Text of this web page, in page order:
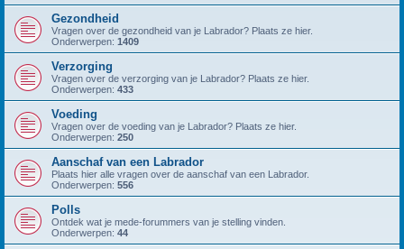
Gezondheid
Vragen over de gezondheid van je Labrador? Plaats ze hier.
Onderwerpen: 1409
Verzorging
Vragen over de verzorging van je Labrador? Plaats ze hier.
Onderwerpen: 433
Voeding
Vragen over de voeding van je Labrador? Plaats ze hier.
Onderwerpen: 250
Aanschaf van een Labrador
Plaats hier alle vragen over de aanschaf van een Labrador.
Onderwerpen: 556
Polls
Ontdek wat je mede-forummers van je stelling vinden.
Onderwerpen: 44